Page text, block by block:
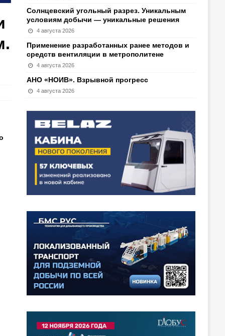
Солнцевский угольный разрез. Уникальным
условиям добычи — уникальные решения
4 августа 2026
Применение разработанных ранее методов и
средств вентиляции в метрополитене
4 августа 2026
АНО «НОИВ». Взрывной прогресс
4 августа 2026